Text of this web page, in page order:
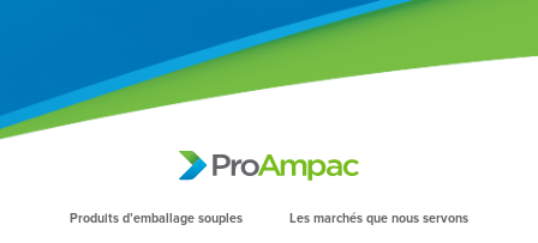
Produits d’emballage souples
Les marchés que nous servons